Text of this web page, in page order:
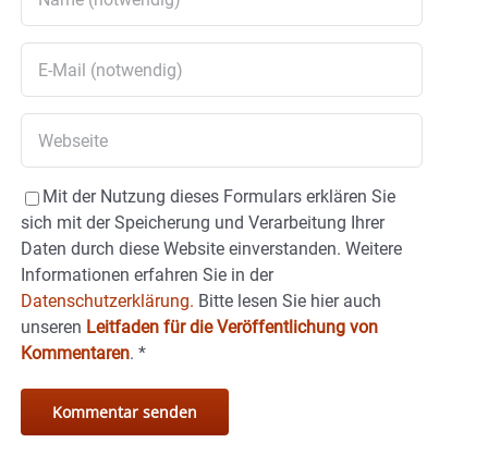
Mit der Nutzung dieses Formulars erklären Sie
sich mit der Speicherung und Verarbeitung Ihrer
Daten durch diese Website einverstanden. Weitere
Informationen erfahren Sie in der
Datenschutzerklärung. Bitte lesen Sie hier auch
unseren Leitfaden für die Veröffentlichung von
Kommentaren. *